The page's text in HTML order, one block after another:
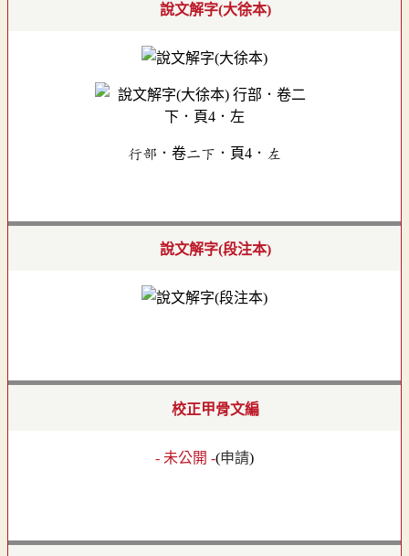
說文解字(大徐本)
行部．卷二下．頁4．左
說文解字(段注本)
校正甲骨文編
- 未公開 -(申請)